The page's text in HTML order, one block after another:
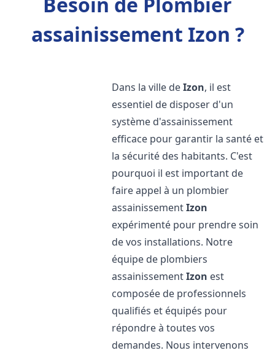
assainissement Izon ?
Dans la ville deIzon, il est
essentiel de disposer d'un
système d'assainissement
efficace pour garantir la santé et
la sécurité des habitants. C'est
pourquoi il est important de
faire appel à un plombier
assainissementIzon
expérimenté pour prendre soin
de vos installations. Notre
équipe de plombiers
assainissementIzon est
composée de professionnels
qualifiés et équipés pour
répondre à toutes vos
demandes. Nous intervenons